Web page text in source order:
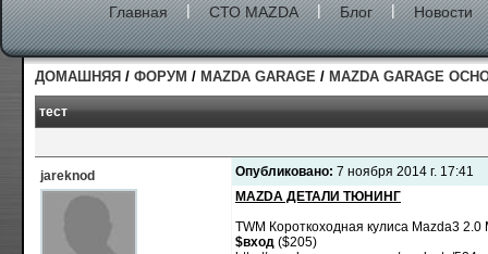
Главная | СТО MAZDA | Блог | Новости
ДОМАШНЯЯ / ФОРУМ / MAZDA GARAGE / MAZDA GARAGE
тест
jareknod Опубликовано: 7 ноября 2014 г. 17:41
MAZDA ДЕТАЛИ ТЮНИНГ
TWM Короткоходная кулиса Mazda3
$вход ($205)